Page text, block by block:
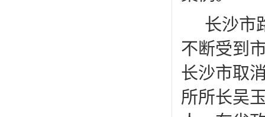
长沙市
不断受到
长沙市取
所所长吴